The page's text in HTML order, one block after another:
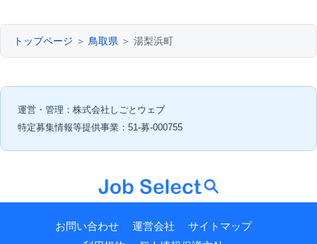
トップページ ＞ 鳥取県 ＞ 湯梨浜町
運営・管理：株式会社しごとウェブ
特定募集情報等提供事業：51-募-000755
お問い合わせ 運営会社
サイトマップ